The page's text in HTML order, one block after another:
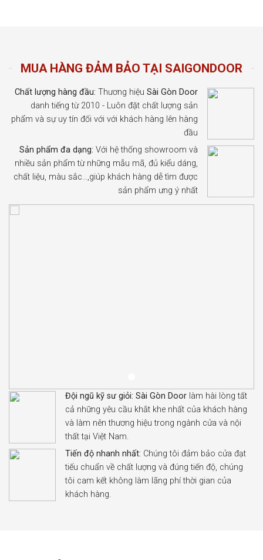
MUA HÀNG ĐẢM BẢO TẠI SAIGONDOOR
Chất lượng hàng đầu: Thương hiệu Sài Gòn Door
danh tiếng từ 2010 - Luôn đặt chất lượng sản
phẩm và sự uy tín đối với với khách hàng lên hàng
đầu
Sản phẩm đa dạng: Với hệ thống showroom và
nhiều sản phẩm từ những mẫu mã, đủ kiểu dáng,
chất liệu, màu sắc…,giúp khách hàng dễ tìm được
sản phẩm ưng ý nhất
Đội ngũ kỹ sư giỏi: Sài Gòn Door làm hài lòng tất
cả những yêu cầu khắt khe nhất của khách hàng
và làm nên thương hiệu trong ngành cửa và nội
thất tại Việt Nam.
Tiến độ nhanh nhất: Chúng tôi đảm bảo cửa đạt
tiếu chuẩn về chất lượng và đúng tiến độ, chúng
tôi cam kết không làm lãng phí thời gian của
khách hàng.